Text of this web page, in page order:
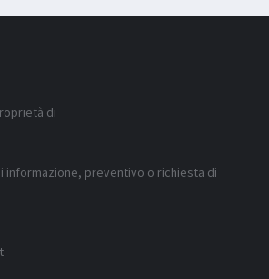
di
informazione, preventivo o richiesta di